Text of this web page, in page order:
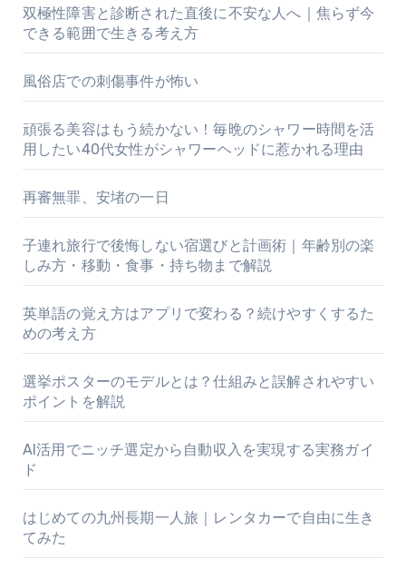
双極性障害と診断された直後に不安な人へ｜焦らず今
できる範囲で生きる考え方
風俗店での刺傷事件が怖い
頑張る美容はもう続かない！毎晩のシャワー時間を活
用したい40代女性がシャワーヘッドに惹かれる理由
再審無罪、安堵の一日
子連れ旅行で後悔しない宿選びと計画術｜年齢別の楽
しみ方・移動・食事・持ち物まで解説
英単語の覚え方はアプリで変わる？続けやすくするた
めの考え方
選挙ポスターのモデルとは？仕組みと誤解されやすい
ポイントを解説
AI活用でニッチ選定から自動収入を実現する実務ガイ
ド
はじめての九州長期一人旅｜レンタカーで自由に生き
てみた